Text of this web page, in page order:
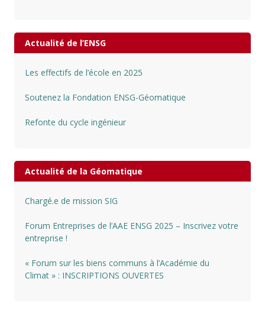
Actualité de l’ENSG
Les effectifs de l’école en 2025
Soutenez la Fondation ENSG-Géomatique
Refonte du cycle ingénieur
Actualité de la Géomatique
Chargé.e de mission SIG
Forum Entreprises de l’AAE ENSG 2025 – Inscrivez votre
entreprise !
« Forum sur les biens communs à l’Académie du
Climat » : INSCRIPTIONS OUVERTES